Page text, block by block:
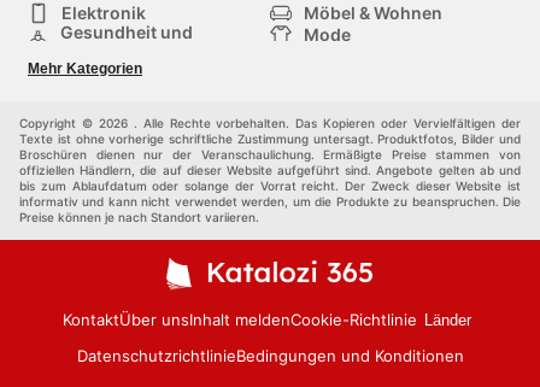
Elektronik
Möbel & Wohnen
Gesundheit und
Mode
Sportartikel und
Sportbekleidung
Einkaufzentren
Andere
Mehr Kategorien
Copyright © 2026 . Alle Rechte vorbehalten. Das Kopieren oder Vervielfältigen der
Texte ist ohne vorherige schriftliche Zustimmung untersagt. Produktfotos, Bilder und
Broschüren dienen nur der Veranschaulichung. Ermäßigte Preise stammen von
offiziellen Händlern, die auf dieser Website aufgeführt sind. Angebote gelten ab und
bis zum Ablaufdatum oder solange der Vorrat reicht. Der Zweck dieser Website ist
informativ und kann nicht verwendet werden, um die Produkte zu beanspruchen. Die
Preise können je nach Standort variieren.
KontaktÜber unsInhalt meldenCookie-Richtlinie Länder
DatenschutzrichtlinieBedingungen und Konditionen